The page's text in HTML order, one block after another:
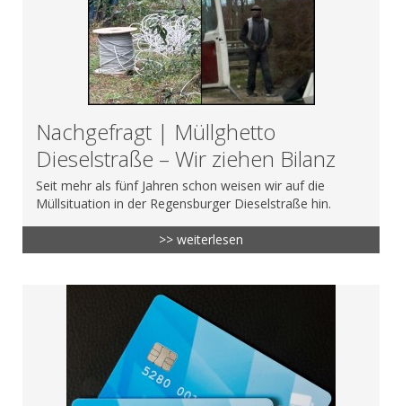
Nachgefragt | Müllghetto
Dieselstraße – Wir ziehen Bilanz
Seit mehr als fünf Jahren schon weisen wir auf die
Müllsituation in der Regensburger Dieselstraße hin.
>> weiterlesen